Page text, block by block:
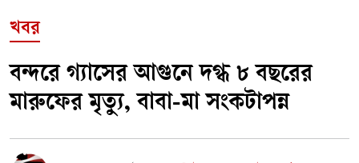
খবর
বন্দরে গ্যাসের আগুনে দগ্ধ ৮ বছরের
মারুফের মৃত্যু, বাবা-মা সংকটাপন্ন